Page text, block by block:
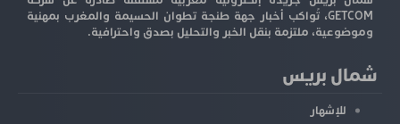
GETCOM، تُواكب أخبار جهة طنجة تطوان الحسيمة والمغرب بمهنية
وموضوعية، ملتزمة بنقل الخبر والتحليل بصدق واحترافية.
شمال بريس
للإشهار